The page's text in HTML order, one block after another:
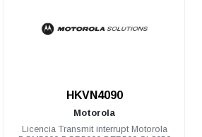
HKVN4090
Motorola
Licencia Transmit interrupt Motorola